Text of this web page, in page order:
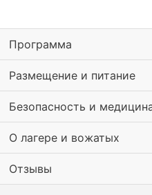
Вечерние мероприятия,
каждый сможет показать
таланты.
Чилл-зона, чтобы
пообщаться с новыми
Костер с маршмеллоу,
в отдых!
Программа
Размещение и питание
Безопасность и
О лагере и вожатых
Отзывы